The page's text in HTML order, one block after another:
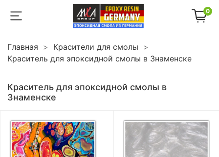
0
Главная
Красители для смолы
Краситель для эпоксидной смолы в Знаменске
Краситель для эпоксидной смолы в
Знаменске